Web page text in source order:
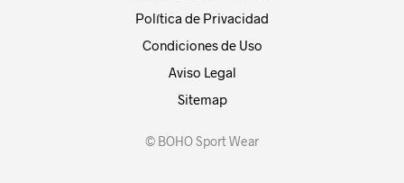
Política de Privacidad
Condiciones de Uso
Aviso Legal
Sitemap
© BOHO Sport Wear